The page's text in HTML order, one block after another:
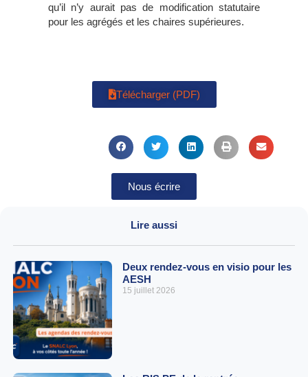
qu’il n’y aurait pas de modification statutaire
pour les agrégés et les chaires supérieures.
Télécharger (PDF)
Nous écrire
Lire aussi
Deux rendez-vous en visio pour les
AESH
15 juillet 2026